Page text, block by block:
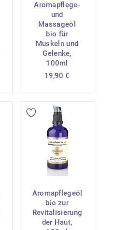
Aromapflege-
und
Massageöl
bio für
Muskeln und
Gelenke,
100ml
19,90€
Aromapflegeöl
bio zur
Revitalisierung
der Haut,